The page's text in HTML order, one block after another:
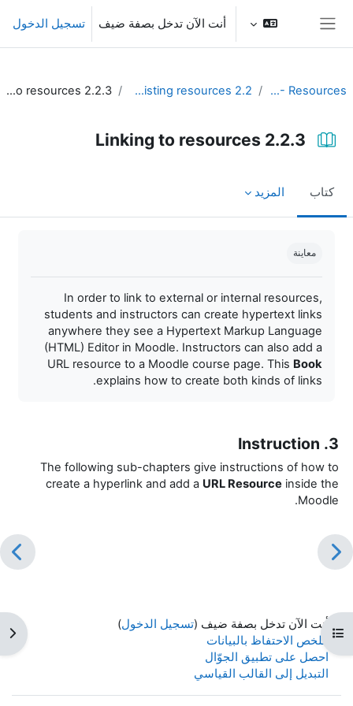
تخطى إلى المحتوى الرئيسي
أنت الآن تدخل بصفة ضيف تسجيل الدخول
فتح فهرس المقرر
Unit 2 - Resources
2.2 Provide existing resources
2.2.3 Linking to resources
2.2.3 Linking to resources
كتاب المزيد
معاينة
In order to link to external or internal resources,
students and instructors can create hypertext links
anywhere they see a Hypertext Markup Language
(HTML) Editor in Moodle. Instructors can also add a
URL resource to a Moodle course page. This Book
explains how to create both kinds of links.
3. Instruction
The following sub-chapters give instructions of how to
create a hyperlink and add a URL Resource inside the
Moodle.
أنت الآن تدخل بصفة ضيف (تسجيل الدخول)
ملخص الاحتفاظ بالبيانات
احصل على تطبيق الجوّال
التبديل إلى القالب القياسي